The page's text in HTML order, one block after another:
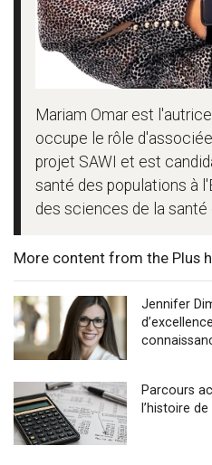
Mariam Omar est
occupe le rôle
projet SAWI et est
santé des populations à
des sciences de la santé
More content from the Plus
Jennifer
Parcours
l’histoire